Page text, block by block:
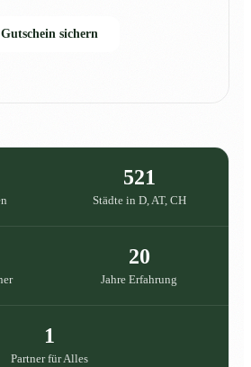
Gutschein sichern
521
Städte in D, AT, CH
20
Jahre Erfahrung
1
Partner für Alles